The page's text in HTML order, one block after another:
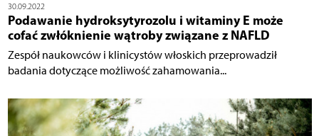
30.09.2022
Podawanie hydroksytyrozolu i witaminy E może
cofać zwłóknienie wątroby związane z NAFLD
Zespół naukowców i klinicystów włoskich przeprowadził
badania dotyczące możliwość zahamowania...